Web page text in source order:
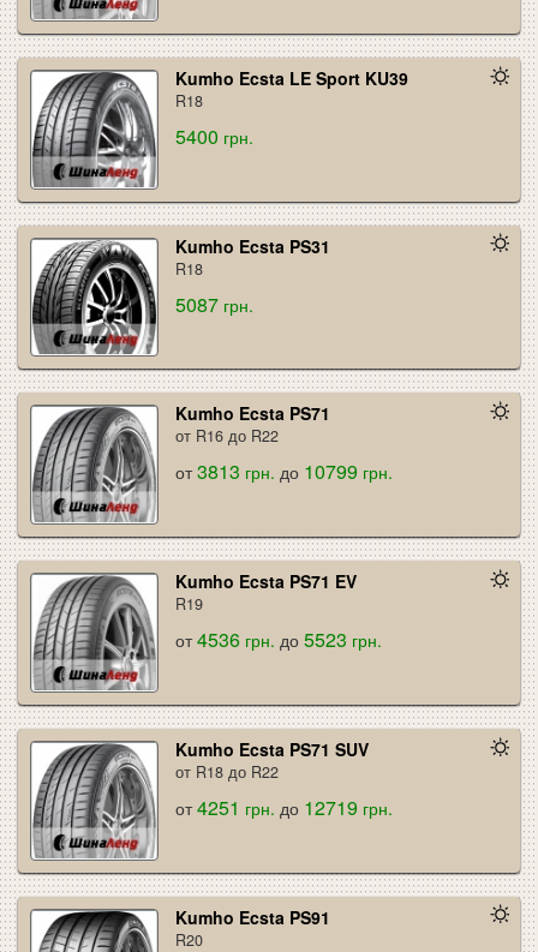
Kumho Ecsta LE Sport KU39
R18
5400 грн.
Kumho Ecsta PS31
R18
5087 грн.
Kumho Ecsta PS71
от R16 до R22
от3813 грн. до 10799 грн.
Kumho Ecsta PS71 EV
R19
от4536 грн. до5523 грн.
Kumho Ecsta PS71 SUV
от R18 до R22
от4251 грн. до 12719 грн.
Kumho Ecsta PS91
R20